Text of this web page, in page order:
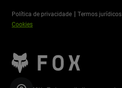
Política de privacidade Termos jurídicos
Cookies